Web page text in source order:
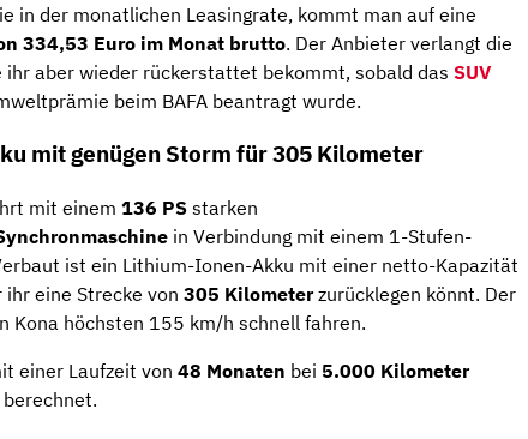
in der monatlichen Leasingrate, kommt man auf eine
334,53 Euro im Monat brutto. Der Anbieter verlangt die
ihr aber wieder rückerstattet bekommt, sobald das SUV
beim BAFA beantragt wurde.
mit genügen Storm für 305 Kilometer
mit einem 136 PS starken
in Verbindung mit einem 1-Stufen-
ist ein Lithium-Ionen-Akku mit einer netto-Kapazität
eine Strecke von 305 Kilometerzurücklegen könnt. Der
Kona höchsten 155 km/h schnell fahren.
einer Laufzeit von 48 Monaten bei 5.000 Kilometer
berechnet.